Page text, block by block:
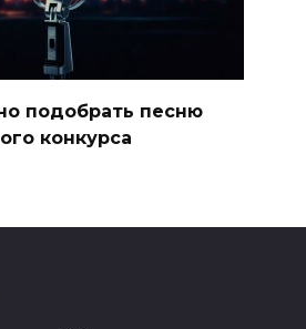
подобрать песню
конкурса